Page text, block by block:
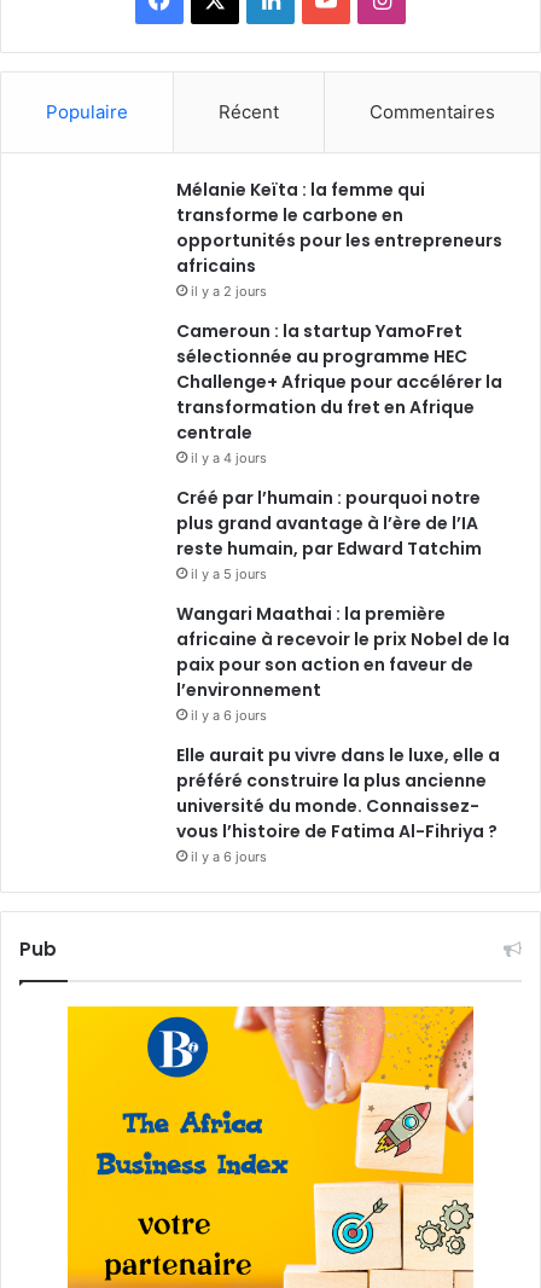
Populaire Récent Commentaires
Mélanie Keïta : la femme qui
transforme le carbone en
opportunités pour les entrepreneurs
africains
il y a 2 jours
Cameroun : la startup YamoFret
sélectionnée au programme HEC
Challenge+ Afrique pour accélérer la
transformation du fret en Afrique
centrale
il y a 4 jours
Créé par l’humain : pourquoi notre
plus grand avantage à l’ère de l’IA
reste humain, par Edward Tatchim
il y a 5 jours
Wangari Maathai : la première
africaine à recevoir le prix Nobel de la
paix pour son action en faveur de
l’environnement
il y a 6 jours
Elle aurait pu vivre dans le luxe, elle a
préféré construire la plus ancienne
université du monde. Connaissez-
vous l’histoire de Fatima Al-Fihriya ?
il y a 6 jours
Pub